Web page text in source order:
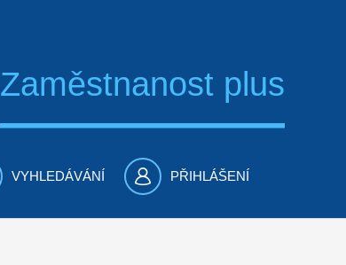
Zaměstnanost plus
VYHLEDÁVÁNÍ PŘIHLÁŠENÍ